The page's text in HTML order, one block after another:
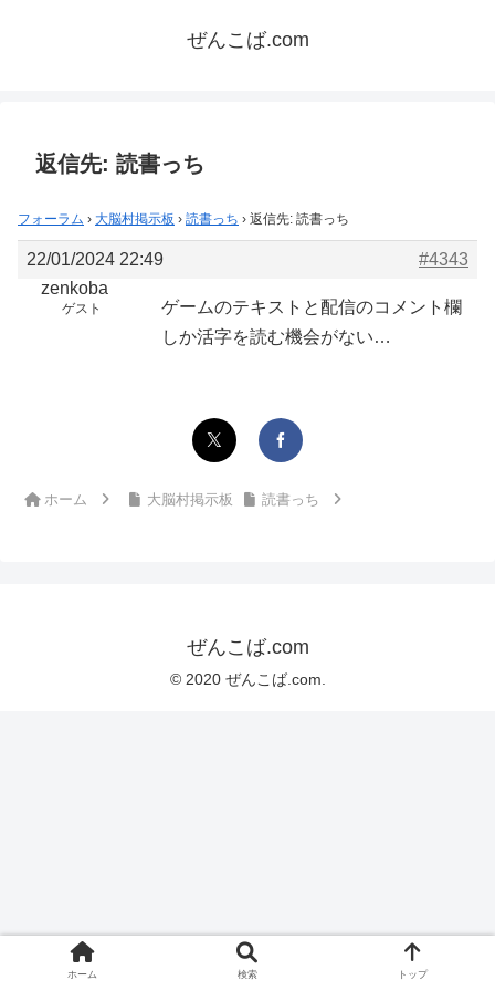
ぜんこば.com
返信先: 読書っち
フォーラム › 大脳村掲示板 › 読書っち › 返信先: 読書っち
22/01/2024 22:49
#4343
zenkoba
ゲスト
ゲームのテキストと配信のコメント欄
しか活字を読む機会がない…
ホーム 大脳村掲示板 読書っち
ぜんこば.com
© 2020 ぜんこば.com.
ホーム 検索 トップ